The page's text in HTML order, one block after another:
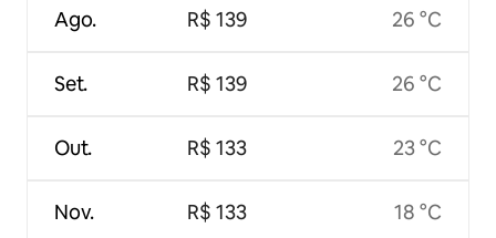
Ago.
Set.
Out.
Nov.
R$ 139
R$ 139
R$ 133
R$ 133
26 °C
26 °C
23 °C
18 °C